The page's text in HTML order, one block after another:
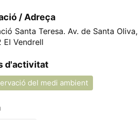
/ Adreça
Santa Teresa. Av. de Santa Oliva,
El Vendrell
d'activitat
del medi ambient